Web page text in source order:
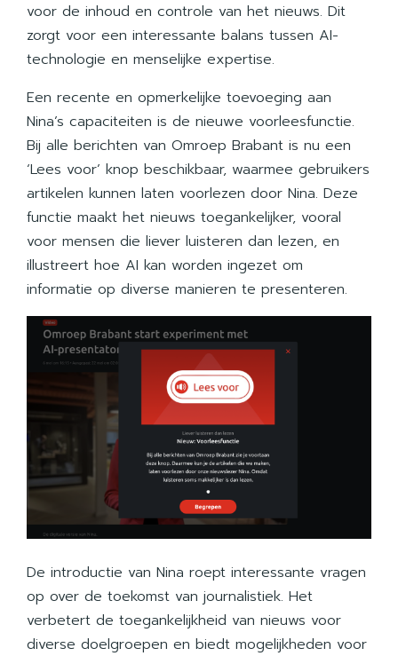
voor de inhoud en controle van het nieuws. Dit
zorgt voor een interessante balans tussen AI-
technologie en menselijke expertise.
Een recente en opmerkelijke toevoeging aan
Nina’s capaciteiten is de nieuwe voorleesfunctie.
Bij alle berichten van Omroep Brabant is nu een
‘Lees voor’ knop beschikbaar, waarmee gebruikers
artikelen kunnen laten voorlezen door Nina. Deze
functie maakt het nieuws toegankelijker, vooral
voor mensen die liever luisteren dan lezen, en
illustreert hoe AI kan worden ingezet om
informatie op diverse manieren te presenteren.
De introductie van Nina roept interessante vragen
op over de toekomst van journalistiek. Het
verbetert de toegankelijkheid van nieuws voor
diverse doelgroepen en biedt mogelijkheden voor